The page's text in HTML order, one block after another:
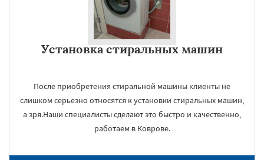
Установка стиральных машин
После приобретения стиральной машины клиенты не
слишком серьезно относятся к установки стиральных машин,
а зря.Наши специалисты сделают это быстро и качественно,
работаем в Коврове.